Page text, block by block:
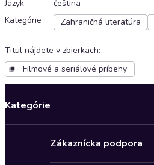
Jazyk
čeština
Kategórie
Zahraničná literatúra
Titul nájdete v zbierkach:
Filmové a seriálové príbehy
Kategórie
Zákaznícka podpora